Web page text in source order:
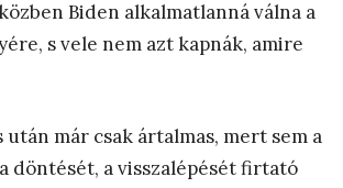
Biden alkalmatlanná válna a
s vele nem azt kapnák, amire
már csak ártalmas, mert sem a
döntését, a visszalépését firtató